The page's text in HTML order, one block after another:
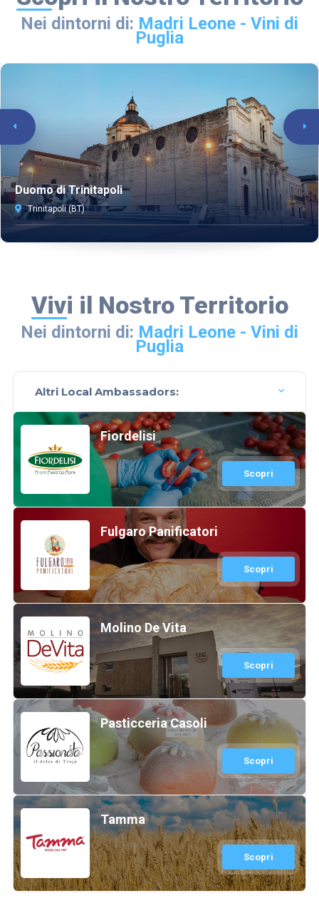
Nei dintorni di: Madri Leone - Vini di
Puglia
Duomo di Trinitapoli
Trinitapoli (BT)
Vivi il Nostro Territorio
Nei dintorni di: Madri Leone - Vini di
Puglia
Altri Local Ambassadors:
Fiordelisi
Scopri
Fulgaro Panificatori
Scopri
Molino De Vita
Scopri
Pasticceria Casoli
Scopri
Tamma
Scopri